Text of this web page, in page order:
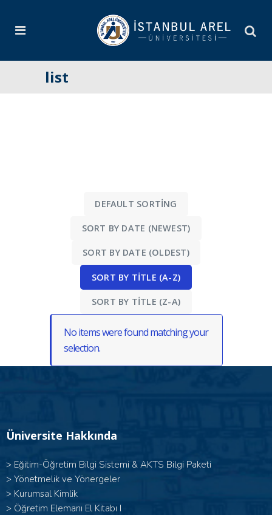
list
DEFAULT SORTING
SORT BY DATE (NEWEST)
SORT BY DATE (OLDEST)
SORT BY TITLE (A-Z)
SORT BY TITLE (Z-A)
No items were found matching your
selection.
Üniversite Hakkında
> Eğitim-Öğretim Bilgi Sistemi & AKTS Bilgi Paketi
> Yönetmelik ve Yönergeler
> Kurumsal Kimlik
> Öğretim Elemanı El Kitabı I